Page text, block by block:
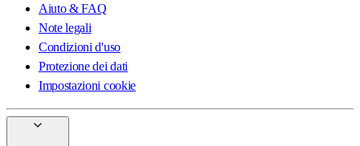
Aiuto & FAQ
Note legali
Condizioni d'uso
Protezione dei dati
Impostazioni cookie